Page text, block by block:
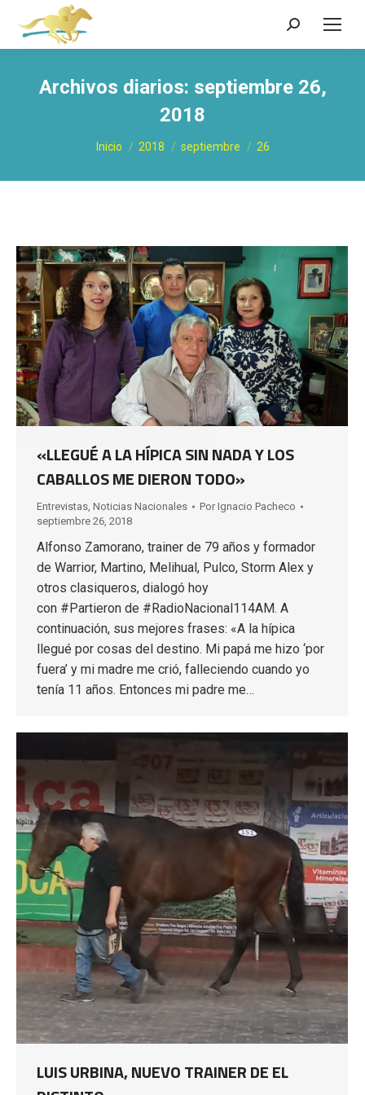
Buscar:
Archivos diarios: septiembre 26,
2018
Estás aquí:
Inicio 2018 septiembre 26
«LLEGUÉ A LA HÍPICA SIN NADA Y LOS
CABALLOS ME DIERON TODO»
Entrevistas, Noticias Nacionales Por Ignacio Pacheco
septiembre 26, 2018
Alfonso Zamorano, trainer de 79 años y formador
de Warrior, Martino, Melihual, Pulco, Storm Alex y
otros clasiqueros, dialogó hoy
con #Partieron de #RadioNacional114AM. A
continuación, sus mejores frases: «A la hípica
llegué por cosas del destino. Mi papá me hizo ‘por
fuera’ y mi madre me crió, falleciendo cuando yo
tenía 11 años. Entonces mi padre me…
LUIS URBINA, NUEVO TRAINER DE EL